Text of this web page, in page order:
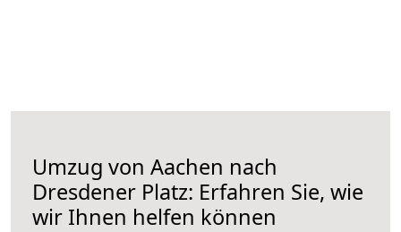
Umzug von Aachen nach
Dresdener Platz: Erfahren Sie, wie
wir Ihnen helfen können